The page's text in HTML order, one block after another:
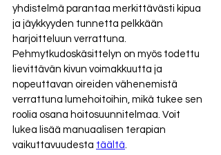
yhdistelmä parantaa merkittävästi kipua
ja jäykkyyden tunnetta pelkkään
harjoitteluun verrattuna.
Pehmytkudoskäsittelyn on myös todettu
lievittävän kivun voimakkuutta ja
nopeuttavan oireiden vähenemistä
verrattuna lumehoitoihin, mikä tukee sen
roolia osana hoitosuunnitelmaa. Voit
lukea lisää manuaalisen terapian
vaikuttavuudesta täältä.